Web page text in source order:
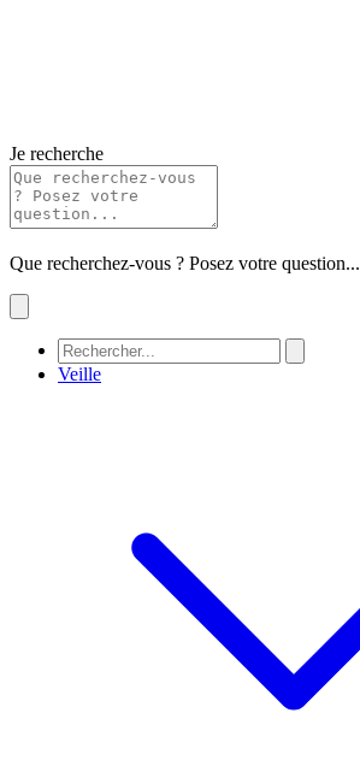
Je recherche
Que recherchez-vous ? Posez votre question...
Veille